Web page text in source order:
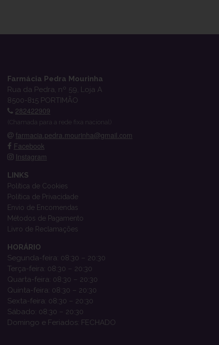
Farmácia Pedra Mourinha
Rua da Pedra, nº 59, Loja A
8500-815 PORTIMÃO
282422909
(Chamada para a rede fixa nacional)
farmacia.pedra.mourinha@gmail.com
Facebook
Instagram
LINKS
Política de Cookies
Política de Privacidade
Envio de Encomendas
Métodos de Pagamento
Livro de Reclamações
HORÁRIO
Segunda-feira: 08:30 – 20:30
Terça-feira: 08:30 – 20:30
Quarta-feira: 08:30 – 20:30
Quinta-feira: 08:30 – 20:30
Sexta-feira: 08:30 – 20:30
Sábado: 08:30 – 20:30
Domingo e Feriados: FECHADO